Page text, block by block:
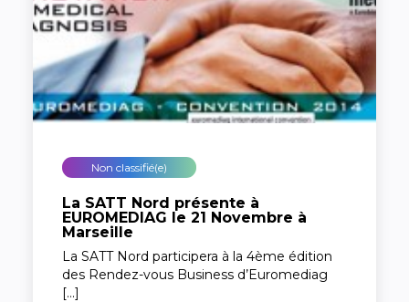
Non classifié(e)
La SATT Nord présente à
EUROMEDIAG le 21 Novembre à
Marseille
La SATT Nord participera à la 4ème édition
des Rendez-vous Business d’Euromediag
[…]